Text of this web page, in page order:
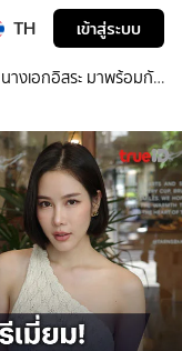
TH เข้าสู่ระบบ
างเอกอิสระ มาพร้อมกับ